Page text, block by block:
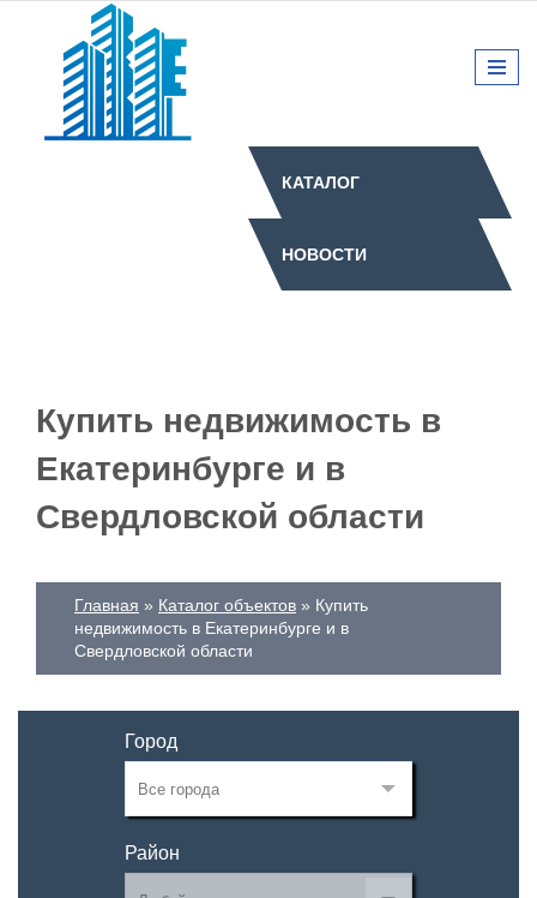
КАТАЛОГ
НОВОСТИ
Купить недвижимость в
Екатеринбурге и в
Свердловской области
Главная Каталог объектов
Купить
недвижимость в Екатеринбурге и в
Свердловской области
Город
Район